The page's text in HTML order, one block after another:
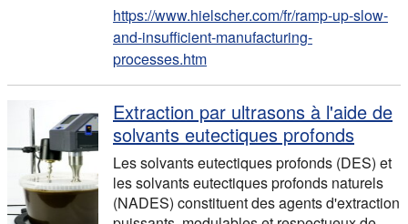
https://www.hielscher.com/fr/ramp-up-slow-
and-insufficient-manufacturing-
processes.htm
Extraction par ultrasons à l'aide de
solvants eutectiques profonds
Les solvants eutectiques profonds (DES) et
les solvants eutectiques profonds naturels
(NADES) constituent des agents d'extraction